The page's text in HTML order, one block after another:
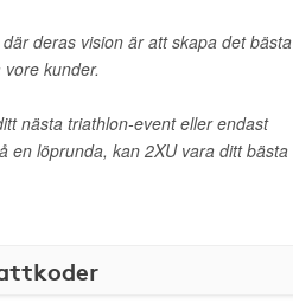
deras vision är att skapa det bästa
kunder.
nästa triathlon-event eller endast
en löprunda, kan 2XU vara ditt bästa